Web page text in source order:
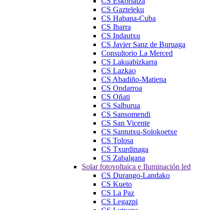
CS Gazteleku
CS Habana-Cuba
CS Ibarra
CS Indautxu
CS Javier Sanz de Buruaga
Consultorio La Merced
CS Lakuabizkarra
CS Lazkao
CS Abadiño-Matiena
CS Ondarroa
CS Oñati
CS Salburua
CS Sansomendi
CS San Vicente
CS Santutxu-Solokoetxe
CS Tolosa
CS Txurdinaga
CS Zabalgana
Solar fotovoltaica e Iluminación led
CS Durango-Landako
CS Kueto
CS La Paz
CS Legazpi